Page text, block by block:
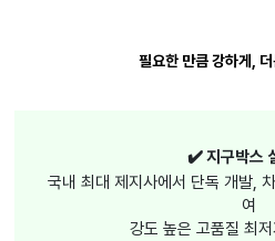
필요한 만큼 강하게, 더
✔️ 지구박스
국내 최대 제지사에서 단독 개발,
여
강도 높은 고품질 최